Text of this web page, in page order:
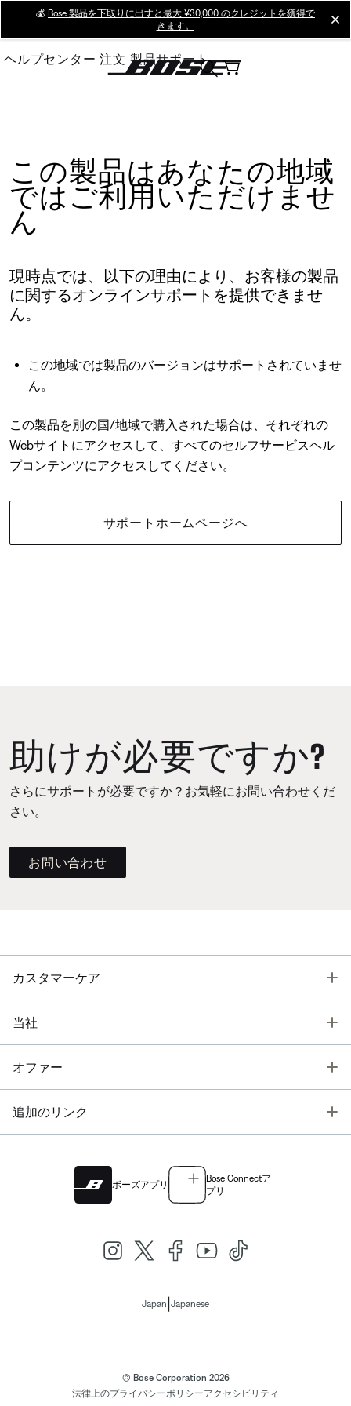
Main
💰 Bose 製品を下取りに出すと最大 ¥30,000 のクレジットを獲得で
きます。
ヘルプセンター 注文 製品サポート
この製品はあなたの地域
ではご利用いただけませ
ん
現時点では、以下の理由により、お客様の製品
に関するオンラインサポートを提供できませ
ん。
この地域では製品のバージョンはサポートされていませ
ん。
この製品を別の国/地域で購入された場合は、それぞれの
Webサイトにアクセスして、すべてのセルフサービスヘル
プコンテンツにアクセスしてください。
サポートホームページへ
助けが必要ですか?
さらにサポートが必要ですか？お気軽にお問い合わせくだ
さい。
お問い合わせ
カスタマーケア
当社
オファー
追加のリンク
ボーズアプリ
Bose Connectア
プリ
Japan Japanese
© Bose Corporation 2026
法律上のプライバシーポリシーアクセシビリティ